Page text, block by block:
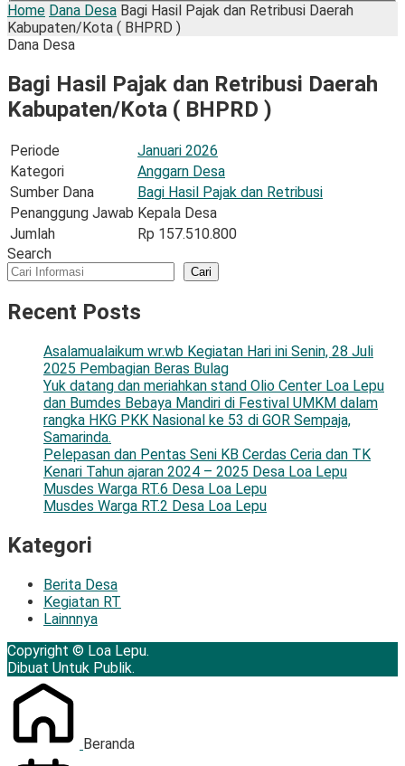
Home Dana Desa Bagi Hasil Pajak dan Retribusi Daerah
Kabupaten/Kota ( BHPRD )
Dana Desa
Bagi Hasil Pajak dan Retribusi Daerah
Kabupaten/Kota ( BHPRD )
Periode
Januari 2026
Kategori
Anggarn Desa
Sumber Dana
Bagi Hasil Pajak dan Retribusi
Penanggung Jawab Kepala Desa
Jumlah
Rp 157.510.800
Search
Cari
Recent Posts
Asalamualaikum wr.wb Kegiatan Hari ini Senin, 28 Juli
2025 Pembagian Beras Bulag
Yuk datang dan meriahkan stand Olio Center Loa Lepu
dan Bumdes Bebaya Mandiri di Festival UMKM dalam
rangka HKG PKK Nasional ke 53 di GOR Sempaja,
Samarinda.
Pelepasan dan Pentas Seni KB Cerdas Ceria dan TK
Kenari Tahun ajaran 2024 – 2025 Desa Loa Lepu
Musdes Warga RT.6 Desa Loa Lepu
Musdes Warga RT.2 Desa Loa Lepu
Kategori
Berita Desa
Kegiatan RT
Lainnnya
Copyright © Loa Lepu.
Dibuat Untuk Publik.
Beranda